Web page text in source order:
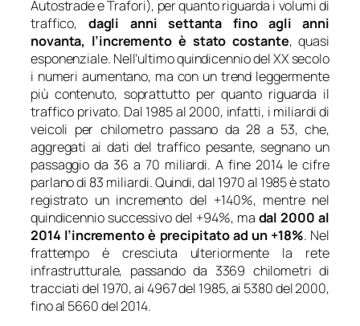
Autostrade e Trafori), per quanto riguarda i volumi di
traffico, dagli anni settanta fino agli anni
novanta, l’incremento è stato costante, quasi
esponenziale. Nell’ultimo quindicennio del XX secolo
i numeri aumentano, ma con un trend leggermente
più contenuto, soprattutto per quanto riguarda il
traffico privato. Dal 1985 al 2000, infatti, i miliardi di
veicoli per chilometro passano da 28 a 53, che,
aggregati ai dati del traffico pesante, segnano un
passaggio da 36 a 70 miliardi. A fine 2014 le cifre
parlano di 83 miliardi. Quindi, dal 1970 al 1985 è stato
registrato un incremento del +140%, mentre nel
quindicennio successivo del +94%, ma dal 2000 al
2014 l’incremento è precipitato ad un +18%. Nel
frattempo è cresciuta ulteriormente la rete
infrastrutturale, passando da 3369 chilometri di
tracciati del 1970, ai 4967 del 1985, ai 5380 del 2000,
fino al 5660 del 2014.